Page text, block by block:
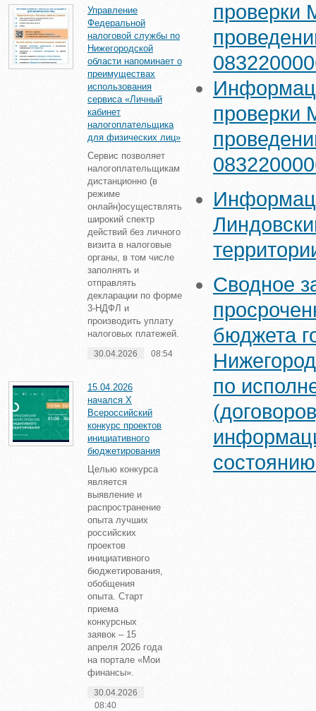
Управление
Федеральной
налоговой службы по
Нижегородской
области напоминает о
преимуществах
использования
сервиса «Личный
кабинет
налогоплательщика
для физических лиц»
Сервис позволяет
налогоплательщикам
дистанционно (в
режиме
онлайн)осуществлять
широкий спектр
действий без личного
визита в налоговые
органы, в том числе
заполнять и
отправлять
декларации по форме
3-НДФЛ и
производить уплату
налоговых платежей.
30.04.2026 08:54
15.04.2026
начался X
Всероссийский
конкурс проектов
инициативного
бюджетирования
Целью конкурса
является
выявление и
распространение
опыта лучших
российских
проектов
инициативного
бюджетирования,
обобщения
опыта. Старт
приема
конкурсных
заявок – 15
апреля 2026 года
на портале «Мои
финансы».
30.04.2026
08:40
проверки
проверки
Сводное
бюджета
по